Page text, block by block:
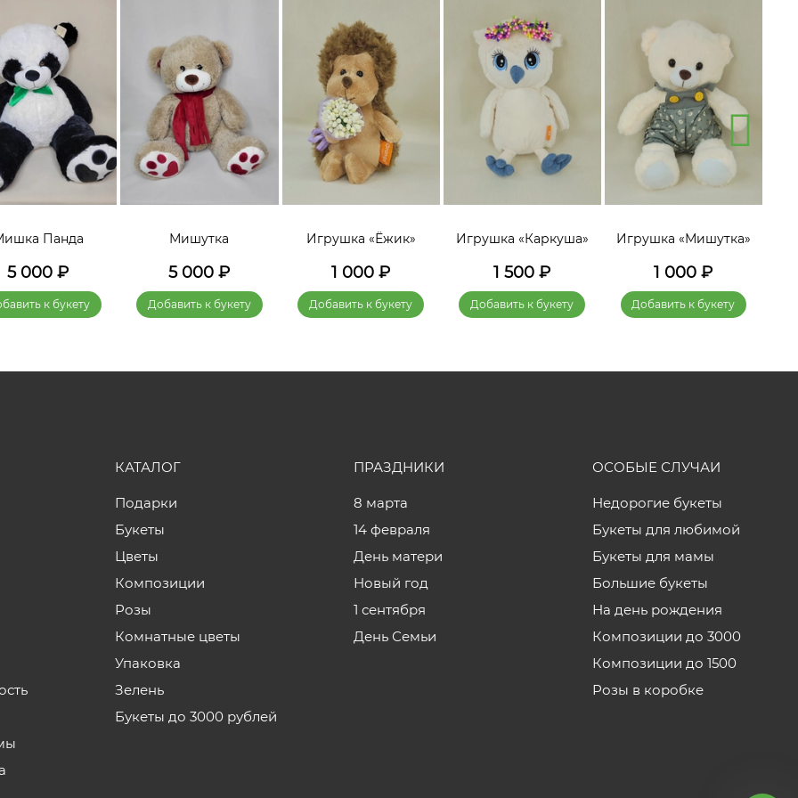
Панда
5 000 ₽
к букету
Мишутка
5 000 ₽
Добавить к букету
Игрушка «Ёжик»
1 000 ₽
Добавить к букету
Игрушка «Каркуша»
1 500 ₽
Добавить к букету
Игрушка «Мишутка»
1 000 ₽
Добавить к букету
КАТАЛОГ
Подарки
Букеты
Цветы
Композиции
Розы
Комнатные цветы
Упаковка
Зелень
Букеты до 3000 рублей
ПРАЗДНИКИ
8 марта
14 февраля
День матери
Новый год
1 сентября
День Семьи
ОСОБЫЕ СЛУЧАИ
Недорогие букеты
Букеты для любимой
Букеты для мамы
Большие букеты
На день рождения
Композиции до 3000
Композиции до 1500
Розы в коробке